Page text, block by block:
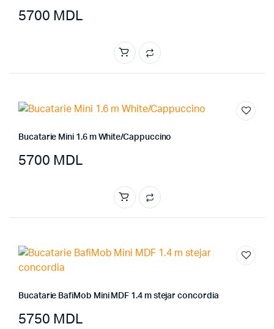
5700 MDL
Bucatarie Mini 1.6 m White/Cappuccino
5700 MDL
Bucatarie BafiMob Mini MDF 1.4 m stejar concordia
5750 MDL